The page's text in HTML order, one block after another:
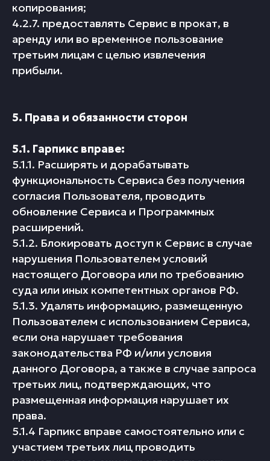
копирования;
4.2.7. предоставлять Сервис в прокат, в
аренду или во временное пользование
третьим лицам с целью извлечения
прибыли.
5. Права и обязанности сторон
5.1. Гарпикс вправе:
5.1.1. Расширять и дорабатывать
функциональность Сервиса без получения
согласия Пользователя, проводить
обновление Сервиса и Программных
расширений.
5.1.2. Блокировать доступ к Сервис в случае
нарушения Пользователем условий
настоящего Договора или по требованию
суда или иных компетентных органов РФ.
5.1.3. Удалять информацию, размещенную
Пользователем с использованием Сервиса,
если она нарушает требования
законодательства РФ и/или условия
данного Договора, а также в случае запроса
третьих лиц, подтверждающих, что
размещенная информация нарушает их
права.
5.1.4 Гарпикс вправе самостоятельно или с
участием третьих лиц проводить